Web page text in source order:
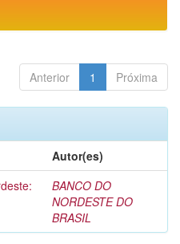
Anterior 1 Próxima
Autor(es)
BANCO DO
NORDESTE DO
BRASIL